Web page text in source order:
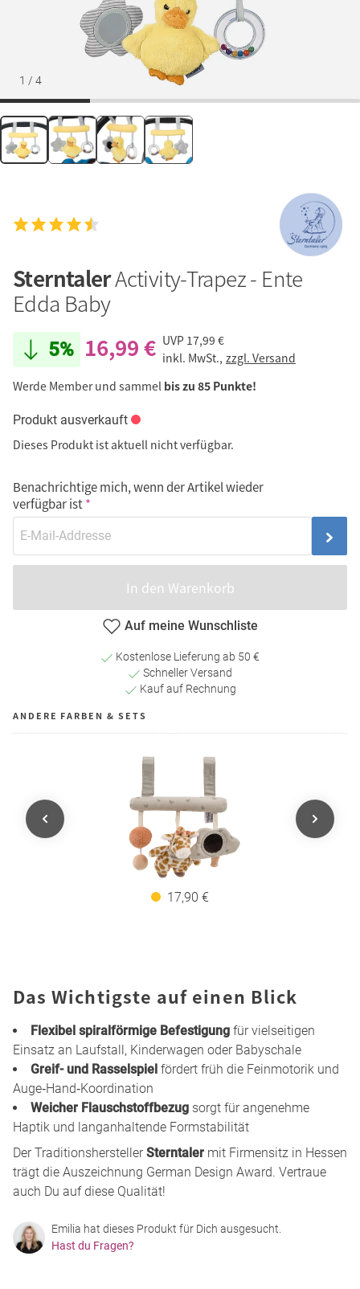
1 / 4
SterntalerActivity-Trapez - Ente
Edda Baby
5% 16,99 € UVP 17,99 €
inkl. MwSt., zzgl. Versand
Werde Member und sammel bis zu 85 Punkte!
Produkt ausverkauft
Dieses Produkt ist aktuell nicht verfügbar.
Benachrichtige mich, wenn der Artikel wieder
verfügbar ist
In den Warenkorb
Auf meine Wunschliste
Kostenlose Lieferung ab 50 €
Schneller Versand
Kauf auf Rechnung
ANDERE FARBEN & SETS
17,90 €
Das Wichtigste auf einen Blick
Flexibel spiralförmige Befestigung für vielseitigen
Einsatz an Laufstall, Kinderwagen oder Babyschale
Greif- und Rasselspiel fördert früh die Feinmotorik und
Auge‑Hand‑Koordination
Weicher Flauschstoffbezug sorgt für angenehme
Haptik und langanhaltende Formstabilität
Der TraditionsherstellerSterntaler mit Firmensitz in Hessen
trägt die Auszeichnung German Design Award. Vertraue
auch Du auf diese Qualität!
Emilia hat dieses Produkt für Dich ausgesucht.
Hast du Fragen?